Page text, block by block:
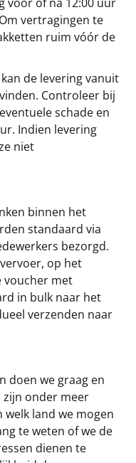
vertragingen te
ruim vóór de
de levering vanuit
Controleer bij
schade en
Indien levering
niet
binnen het
standaard via
bezorgd.
op het
voucher met
in bulk naar het
verzenden naar
doen we graag en
zijn onder meer
land we mogen
te weten of we de
dienen te